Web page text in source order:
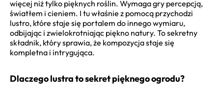
więcej niż tylko pięknych roślin. Wymaga gry percepcją,
światłem i cieniem. I tu właśnie z pomocą przychodzi
lustro, które staje się portalem do innego wymiaru,
odbijając i zwielokrotniając piękno natury. To sekretny
składnik, który sprawia, że kompozycja staje się
kompletna i intrygująca.
Dlaczego lustra to sekret pięknego ogrodu?